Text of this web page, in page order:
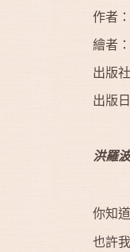
作者
繪者
出版
出版
洪羅
你知
也許